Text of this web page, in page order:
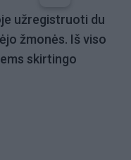
užregistruoti du
žmonės. Iš viso
skirtingo